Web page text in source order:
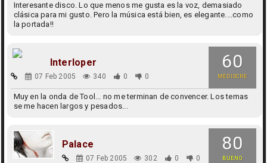
Interesante disco. Lo que menos me gusta es la voz, demasiado
clásica para mi gusto. Pero la música está bien, es elegante....como
la portada!!
60
MEDIOCRE
Interloper
07 Feb 2005 340 0 0
Muy en la onda de Tool... no me terminan de convencer. Los temas
se me hacen largos y pesados...
80
BUENO
Palace
07 Feb 2005 302 0 0